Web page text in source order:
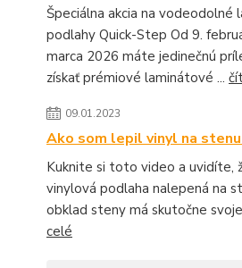
Špeciálna akcia na vodeodolné
podlahy Quick-Step Od 9.
marca 2026 máte jedinečnú
získať prémiové laminátové ...
09.01.2023
Ako som lepil vinyl na stenu
Kuknite si toto video a uvidíte,
vinylová podlaha nalepená na
obklad steny má skutočne
celé